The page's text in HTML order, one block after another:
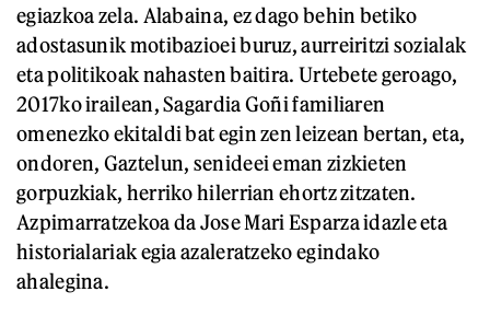
egiazkoa zela. Alabaina, ez dago behin betiko
adostasunik motibazioei buruz, aurreiritzi sozialak
eta politikoak nahasten baitira. Urtebete geroago,
2017ko irailean, Sagardia Goñi familiaren
omenezko ekitaldi bat egin zen leizean bertan, eta,
ondoren, Gaztelun, senideei eman zizkieten
gorpuzkiak, herriko hilerrian ehortz zitzaten.
Azpimarratzekoa da Jose Mari Esparza idazle eta
historialariak egia azaleratzeko egindako
ahalegina.